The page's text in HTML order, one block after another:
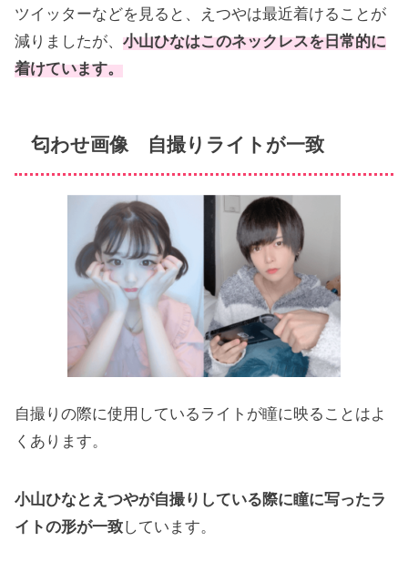
ツイッターなどを見ると、えつやは最近着けることが
減りましたが、小山ひなはこのネックレスを日常的に
着けています。
匂わせ画像 自撮りライトが一致
自撮りの際に使用しているライトが瞳に映ることはよ
くあります。
小山ひなとえつやが自撮りしている際に瞳に写ったラ
イトの形が一致しています。